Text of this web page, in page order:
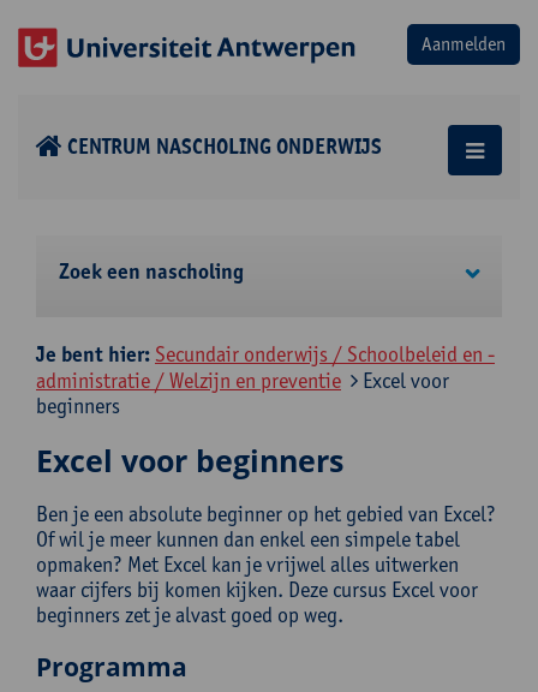
CENTRUM NASCHOLING ONDERWIJS
Zoek een nascholing
Je bent hier: Secundair onderwijs / Schoolbeleid en -
administratie / Welzijn en preventie
Excel voor
beginners
Excel voor beginners
Ben je een absolute beginner op het gebied van Excel?
Of wil je meer kunnen dan enkel een simpele tabel
opmaken? Met Excel kan je vrijwel alles uitwerken
waar cijfers bij komen kijken. Deze cursus Excel voor
beginners zet je alvast goed op weg.
Programma